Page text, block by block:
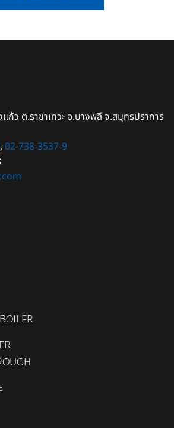
ว ต.ราชาเทวะ อ.บางพลี จ.สมุทรปราการ
, 02-738-3537-9